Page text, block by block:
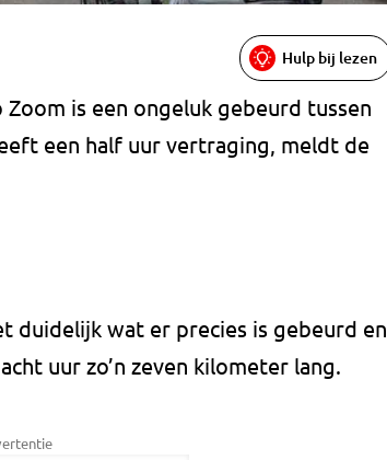
Hulp bij lezen
is een ongeluk gebeurd tussen
een half uur vertraging, meldt de
duidelijk wat er precies is gebeurd en
uur zo’n zeven kilometer lang.